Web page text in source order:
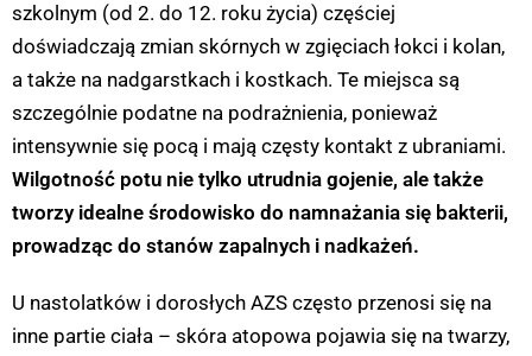
szkolnym (od 2. do 12. roku życia) częściej
doświadczają zmian skórnych w zgięciach łokci i kolan,
a także na nadgarstkach i kostkach. Te miejsca są
szczególnie podatne na podrażnienia, ponieważ
intensywnie się pocą i mają częsty kontakt z ubraniami.
Wilgotność potu nie tylko utrudnia gojenie, ale także
tworzy idealne środowisko do namnażania się bakterii,
prowadząc do stanów zapalnych i nadkażeń.
U nastolatków i dorosłych AZS często przenosi się na
inne partie ciała – skóra atopowa pojawia się na twarzy,